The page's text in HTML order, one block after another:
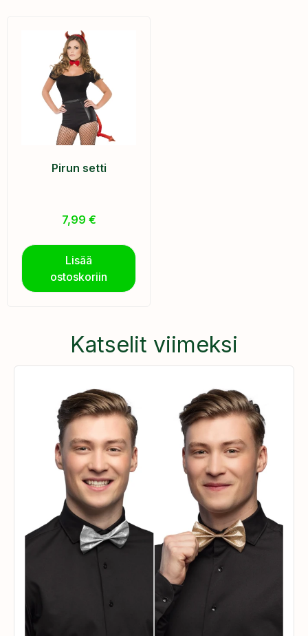
Pirun setti
7,99 €
Lisää
ostoskoriin
Katselit viimeksi